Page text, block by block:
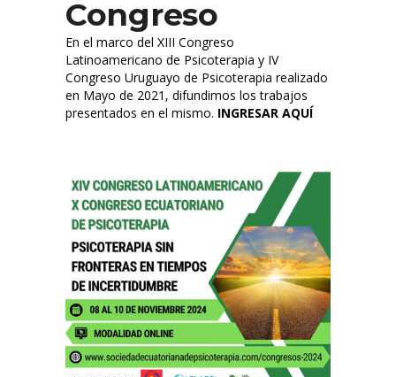
Congreso
En el marco del XIII Congreso
Latinoamericano de Psicoterapia y IV
Congreso Uruguayo de Psicoterapia realizado
en Mayo de 2021, difundimos los trabajos
presentados en el mismo. INGRESAR AQUÍ